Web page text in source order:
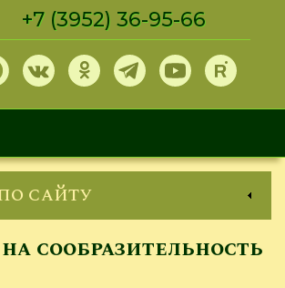
+7 (3952) 36-95-66
сайту
сообразительность